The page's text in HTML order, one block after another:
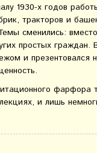
1930-х годов
тракторов и
сменились:
простых граждан.
и презентовался
фарфора
и лишь